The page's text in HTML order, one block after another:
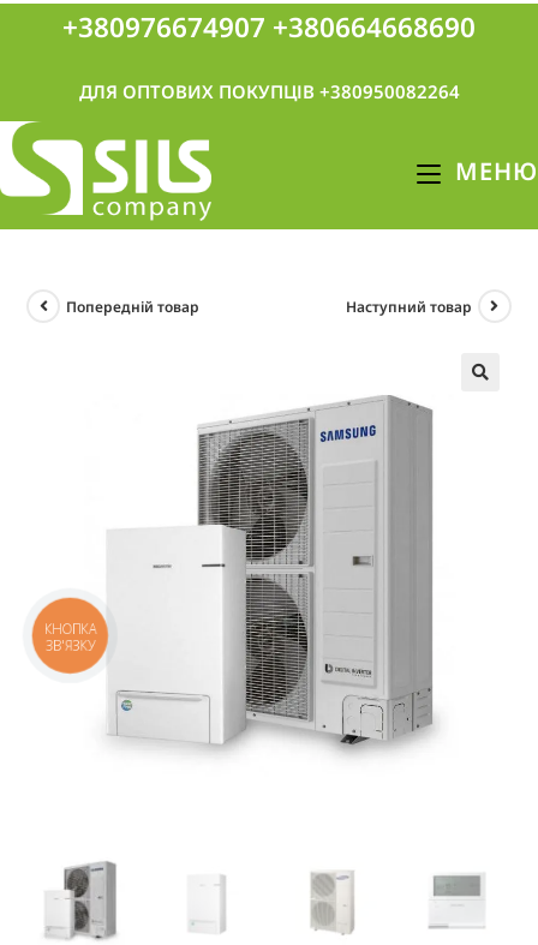
+380976674907 +380664668690
ДЛЯ ОПТОВИХ ПОКУПЦІВ +380950082264
МЕНЮ
Попередній товар Наступний товар
КНОПКА
ЗВ'ЯЗКУ